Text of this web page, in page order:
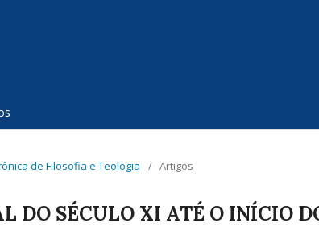
de Filosofia e Teologia / Artigos
DO SÉCULO XI ATÉ O INÍCIO